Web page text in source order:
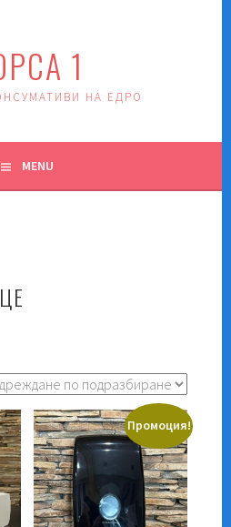
1
НА ЕДРО
MENU
Промоция!